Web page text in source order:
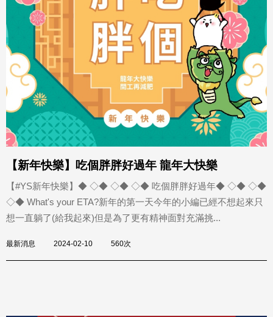
【新年快樂】吃個胖胖好過年 龍年大快樂
【#YS新年快樂】◆ ◇◆ ◇◆ ◇◆ 吃個胖胖好過年◆ ◇◆ ◇◆
◇◆ What's your ETA?新年的第一天今年的小編已經不想起來只
想一直躺了(給我起來)但是為了更有精神面對充滿挑...
最新消息 2024-02-10 560次